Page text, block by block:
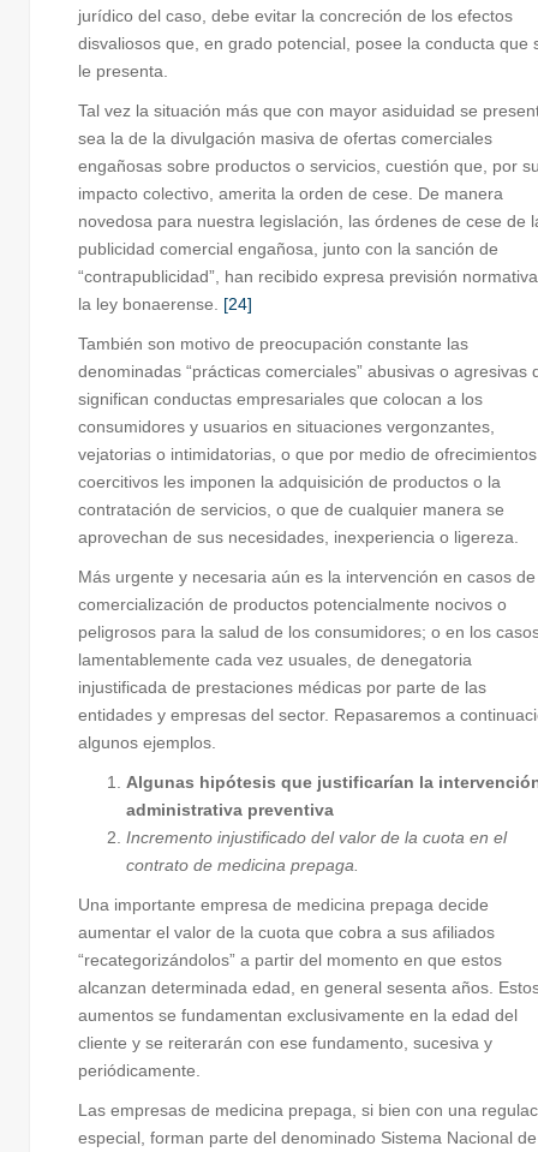
jurídico del caso, debe evitar la concreción de los efectos
disvaliosos que, en grado potencial, posee la conducta que
le presenta.
Tal vez la situación más que con mayor asiduidad se
sea la de la divulgación masiva de ofertas comerciales
engañosas sobre productos o servicios, cuestión que, por
impacto colectivo, amerita la orden de cese. De manera
novedosa para nuestra legislación, las órdenes de cese de
publicidad comercial engañosa, junto con la sanción de
“contrapublicidad”, han recibido expresa previsión
la ley bonaerense. [24]
También son motivo de preocupación constante las
denominadas “prácticas comerciales” abusivas o agresivas
significan conductas empresariales que colocan a los
consumidores y usuarios en situaciones vergonzantes,
vejatorias o intimidatorias, o que por medio de ofrecimientos
coercitivos les imponen la adquisición de productos o la
contratación de servicios, o que de cualquier manera se
aprovechan de sus necesidades, inexperiencia o ligereza.
Más urgente y necesaria aún es la intervención en casos de
comercialización de productos potencialmente nocivos o
peligrosos para la salud de los consumidores; o en los
lamentablemente cada vez usuales, de denegatoria
injustificada de prestaciones médicas por parte de las
entidades y empresas del sector. Repasaremos a
algunos ejemplos.
Algunas hipótesis que justificarían la
administrativa preventiva
Incremento injustificado del valor de la cuota en el
contrato de medicina prepaga.
Una importante empresa de medicina prepaga decide
aumentar el valor de la cuota que cobra a sus afiliados
“recategorizándolos” a partir del momento en que estos
alcanzan determinada edad, en general sesenta años.
aumentos se fundamentan exclusivamente en la edad del
cliente y se reiterarán con ese fundamento, sucesiva y
periódicamente.
Las empresas de medicina prepaga, si bien con una
especial, forman parte del denominado Sistema Nacional de